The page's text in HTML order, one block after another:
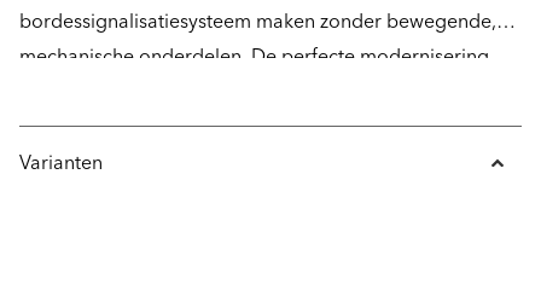
bordessignalisatiesysteem maken zonder bewegende,
mechanische onderdelen. De perfecte modernisering –
installatietijd en zonder de noodzaak voor onderhoud.
Varianten